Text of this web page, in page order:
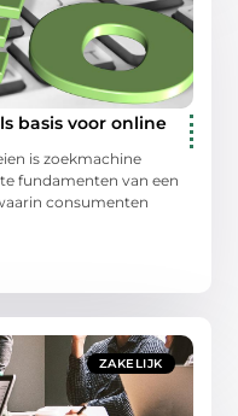
basis voor online
is zoekmachine
fundamenten van een
consumenten
ZAKELIJK